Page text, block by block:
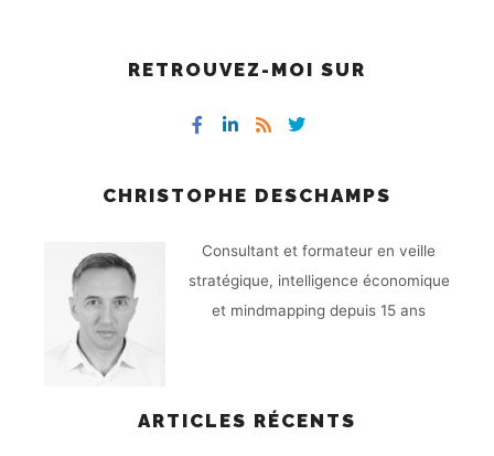
RETROUVEZ-MOI SUR
CHRISTOPHE DESCHAMPS
Consultant et formateur en veille
stratégique, intelligence économique
et mindmapping depuis 15 ans
ARTICLES RÉCENTS